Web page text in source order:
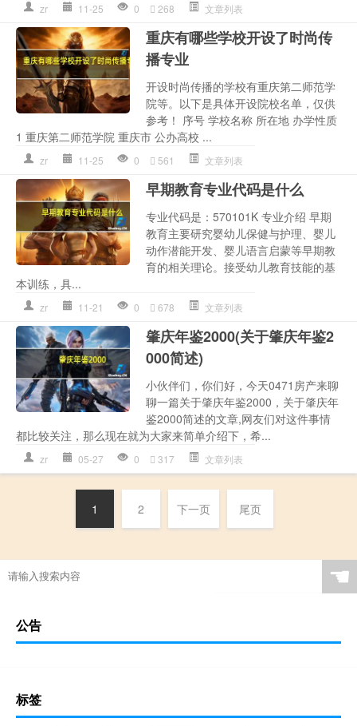
zr 11-25 0 268 文章列表
重庆有哪些学校开设了时尚传
播专业
开设时尚传播的学校有重庆第二师范学
院等。以下是具体开设院校名单，仅供
参考！ 序号 学校名称 所在地 办学性质
1 重庆第二师范学院 重庆市 公办高校 ...
zr 11-25 0 561 文章列表
早期教育专业代码是什么
专业代码是：570101K 专业介绍 早期
教育主要研究婴幼儿保健与护理、婴儿
动作潜能开发、婴儿语言启蒙等早期教
育的相关理论。接受幼儿教育技能的基
本训练，具...
zr 11-21 0 678 文章列表
肇庆年鉴2000(关于肇庆年鉴2
000简述)
小伙伴们，你们好，今天0471房产来聊
聊一篇关于肇庆年鉴2000，关于肇庆年
鉴2000简述的文章,网友们对这件事情
都比较关注，那么现在就为大家来简单介绍下，希...
zr 05-27 0 317 文章列表
1 2 下一页 尾页
☚
公告
标签